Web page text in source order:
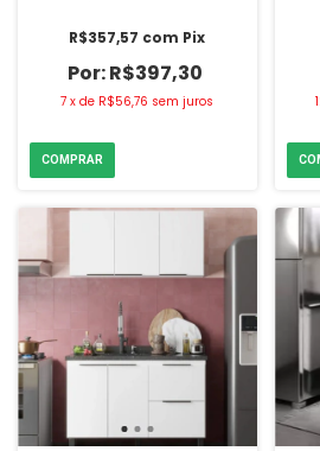
R$397,30
R$357,57 com Pix
7 xde R$56,76 sem juros